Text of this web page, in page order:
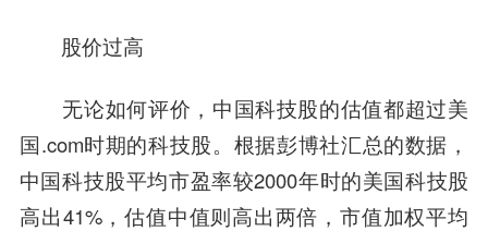
股价过高
无论如何评价，中国科技股的估值都超过美
国.com时期的科技股。根据彭博社汇总的数据，
中国科技股平均市盈率较2000年时的美国科技股
高出41%，估值中值则高出两倍，市值加权平均